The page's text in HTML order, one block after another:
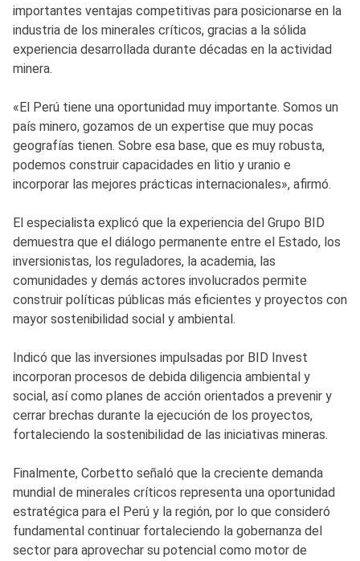
importantes ventajas competitivas para posicionarse en la
industria de los minerales críticos, gracias a la sólida
experiencia desarrollada durante décadas en la actividad
minera.
«El Perú tiene una oportunidad muy importante. Somos un
país minero, gozamos de un expertise que muy pocas
geografías tienen. Sobre esa base, que es muy robusta,
podemos construir capacidades en litio y uranio e
incorporar las mejores prácticas internacionales», afirmó.
El especialista explicó que la experiencia del Grupo BID
demuestra que el diálogo permanente entre el Estado, los
inversionistas, los reguladores, la academia, las
comunidades y demás actores involucrados permite
construir políticas públicas más eficientes y proyectos con
mayor sostenibilidad social y ambiental.
Indicó que las inversiones impulsadas por BID Invest
incorporan procesos de debida diligencia ambiental y
social, así como planes de acción orientados a prevenir y
cerrar brechas durante la ejecución de los proyectos,
fortaleciendo la sostenibilidad de las iniciativas mineras.
Finalmente, Corbetto señaló que la creciente demanda
mundial de minerales críticos representa una oportunidad
estratégica para el Perú y la región, por lo que consideró
fundamental continuar fortaleciendo la gobernanza del
sector para aprovechar su potencial como motor de